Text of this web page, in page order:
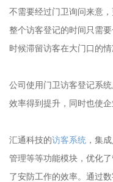
不需要经过门卫询问来意
整个访客登记的时间只需
时候滞留访客在大门口的情
公司使用门卫访客登记系
效率得到提升，同时也使企
汇通科技的访客系统 ，集
管理等等功能模块，优化
了安防工作的效率。通过